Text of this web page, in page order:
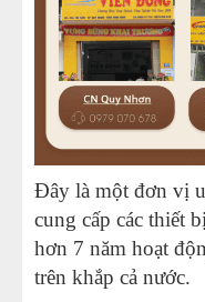
Đây là một đơn vị
cung cấp các thiết
hơn 7 năm hoạt
trên khắp cả nước.